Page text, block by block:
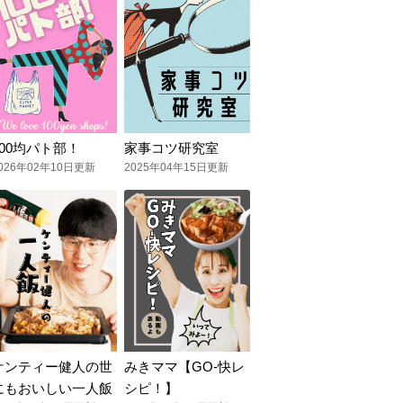
均パト部！
年02年10日更新
家事コツ研究室
2025年04年15日更新
ンティー健人の世
もおいしい一人飯
みきママ【GO-快レ
シピ！】